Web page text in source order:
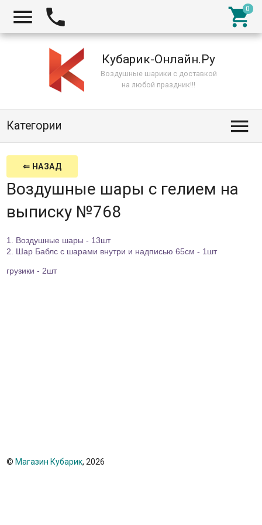
  
Кубарик-Онлайн.Ру
Воздушные шарики с доставкой
на любой праздник!!!
Категории 
⇐ НАЗАД
Воздушные шары с гелием на
выписку №768
1. Воздушные шары - 13шт
2. Шар Баблс с шарами внутри и надписью 65см - 1шт
грузики - 2шт
© Магазин Кубарик, 2026